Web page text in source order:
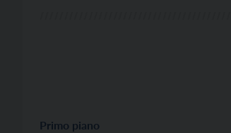
Primo piano